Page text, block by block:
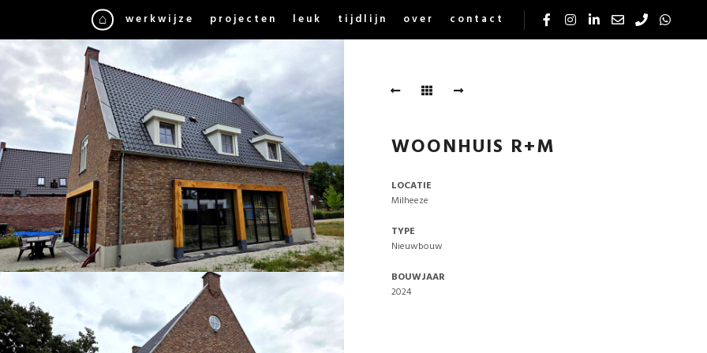
werkwijze projecten leuk tijdlijn over contact
WOONHUIS R+M
LOCATIE
Milheeze
TYPE
Nieuwbouw
BOUWJAAR
2024